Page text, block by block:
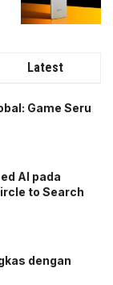
Latest
Game Seru
AI pada
to Search
dengan